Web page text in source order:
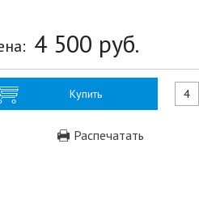
4 500 руб.
Купить
Распечатать